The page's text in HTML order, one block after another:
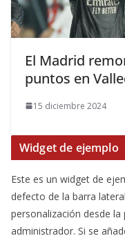
El Madrid
puntos en
15 diciembre 2024
Widget de ejemplo
Este es un widget de
defecto de la barra
personalización desde
administrador. Si se